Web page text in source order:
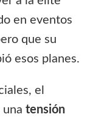
en eventos
que su
esos planes.
el
tensión